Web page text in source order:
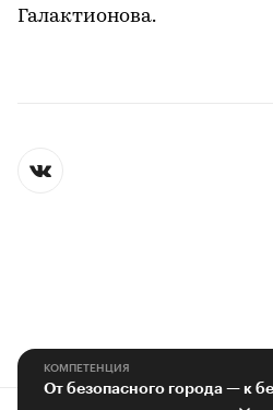
Галактионова.
КОМПЕТЕНЦИЯ
От безопасного города — к